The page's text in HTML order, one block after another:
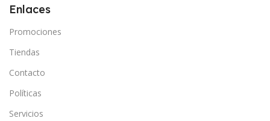
Enlaces
Promociones
Tiendas
Contacto
Políticas
Servicios